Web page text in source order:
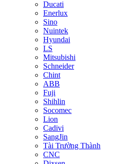
Ducati
Enerlux
Sino
Nuintek
Hyundai
LS
Mitsubishi
Schneider
Chint
ABB
Fuji
Shihlin
Socomec
Lion
Cadivi
SangJin
Tài Trường Thành
CNC